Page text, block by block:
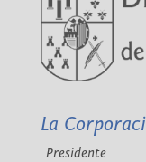
La
Presidente